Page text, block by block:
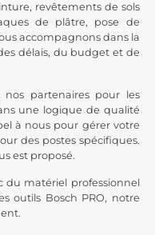
revêtements de sols
de plâtre, pose de
accompagnons dans la
délais, du budget et de
nos partenaires pour les
une logique de qualité
à nous pour gérer votre
des postes spécifiques.
est proposé.
du matériel professionnel
outils Bosch PRO, notre